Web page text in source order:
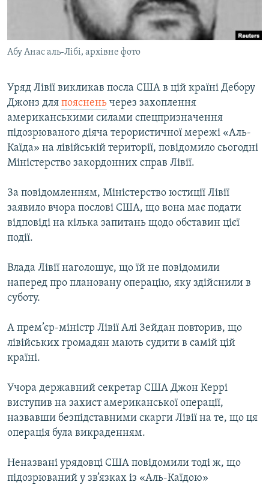
СПЕЦПРОЄКТИ
РУС
УКР
КТАТ
ДОЛУЧАЙСЯ!
Усі сайти RFE/RL
Абу Анас аль-Лібі, архівне фото
Уряд Лівії викликав посла США в цій країні Дебору
Джонз для пояснень через захоплення
американськими силами спецпризначення
підозрюваного діяча терористичної мережі «Аль-
Каїда» на лівійській території, повідомило сьогодні
Міністерство закордонних справ Лівії.
За повідомленням, Міністерство юстиції Лівії
заявило вчора послові США, що вона має подати
відповіді на кілька запитань щодо обставин цієї
події.
Влада Лівії наголошує, що їй не повідомили
наперед про плановану операцію, яку здійснили в
суботу.
А прем’єр-міністр Лівії Алі Зейдан повторив, що
лівійських громадян мають судити в самій цій
країні.
Учора державний секретар США Джон Керрі
виступив на захист американської операції,
назвавши безпідставними скарги Лівії на те, що ця
операція була викраденням.
Неназвані урядовці США повідомили тоді ж, що
підозрюваний у зв’язках із «Аль-Каїдою»